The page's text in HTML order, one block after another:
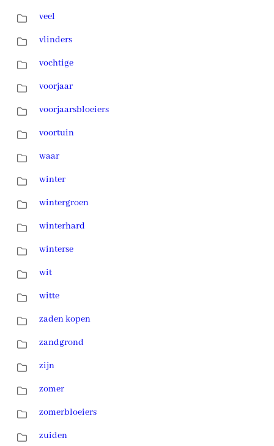
veel
vlinders
vochtige
voorjaar
voorjaarsbloeiers
voortuin
waar
winter
wintergroen
winterhard
winterse
wit
witte
zaden kopen
zandgrond
zijn
zomer
zomerbloeiers
zuiden